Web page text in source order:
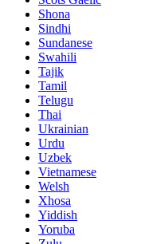
Shona
Sindhi
Sundanese
Swahili
Tajik
Tamil
Telugu
Thai
Ukrainian
Urdu
Uzbek
Vietnamese
Welsh
Xhosa
Yiddish
Yoruba